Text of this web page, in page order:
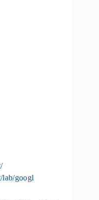
lab/googl